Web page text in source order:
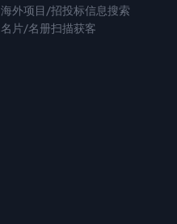
海外项目/招投标信息搜索
名片/名册扫描获客